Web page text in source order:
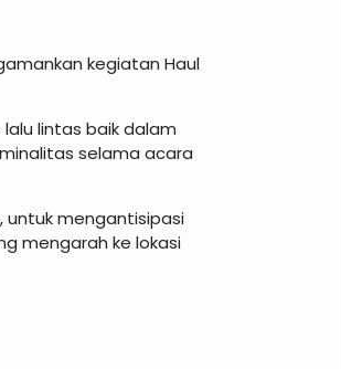
kegiatan Haul
lintas baik dalam
selama acara
untuk mengantisipasi
mengarah ke lokasi